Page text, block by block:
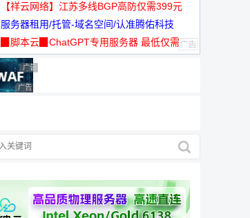
用★
【祥云网络】江苏多线BGP高防仅需399元
服务器租用/托管-域名空间/认准腾佑科技
▉脚本云▉ChatGPT专用服务器 最低仅需
19元/月
广告 商业广告，理性选择
广告 商业广告，理性选择